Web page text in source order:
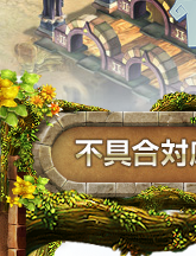
公式サイトにログイン